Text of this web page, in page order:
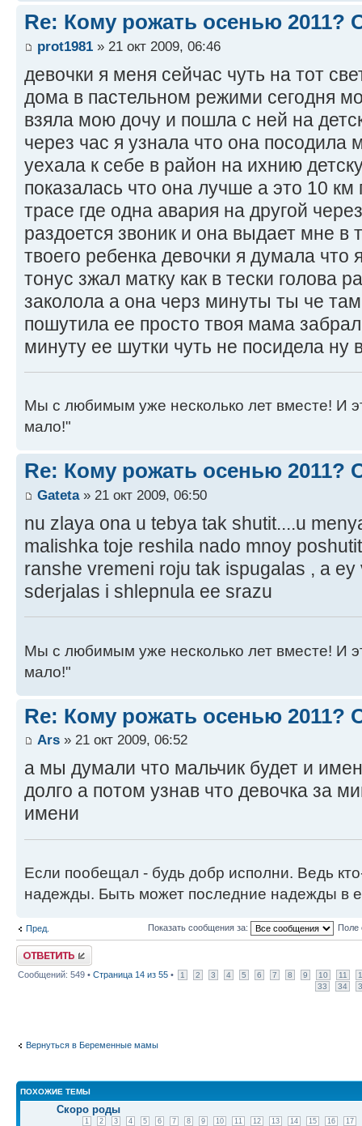
Re: Кому рожать осенью 2011?
prot1981 » 21 окт 2009, 06:46
девочки я меня сейчас чуть на тот
дома в пастельном режими сегодня
взяла мою дочу и пошла с ней на
через час я узнала что она
уехала к себе в район на ихнию
показалась что она лучше а это 10 км
трасе где одна авария на другой
раздоется звоник и она выдает мне в
твоего ребенка девочки я думала что
тонус зжал матку как в тески голова
заколола а она черз минуты ты че
пошутила ее просто твоя мама
минуту ее шутки чуть не посидела ну
Мы с любимым уже несколько лет вместе! И
мало!"
Re: Кому рожать осенью 2011?
Gateta» 21 окт 2009, 06:50
nu zlaya ona u tebya tak shutit....u
malishka toje reshila nado mnoy
ranshe vremeni roju tak ispugalas , a
sderjalas i shlepnula ee srazu
Мы с любимым уже несколько лет вместе! И
мало!"
Re: Кому рожать осенью 2011?
Ars » 21 окт 2009, 06:52
а мы думали что мальчик будет и
долго а потом узнав что девочка за
имени
Если пообещал - будь добр исполни. Ведь
надежды. Быть может последние надежды в
Пред. Показать сообщения за: Поле
Ответить
Сообщений: 549 • Страница 14 из 55 • 1 2 3 4 5 6 7 8 9 10 11
33
34
Вернуться в Беременные мамы
ПОХОЖИЕ ТЕМЫ
Скоро роды
1 2 3 4 5 6 7 8 9 10 11 12 13 14 15 16
17